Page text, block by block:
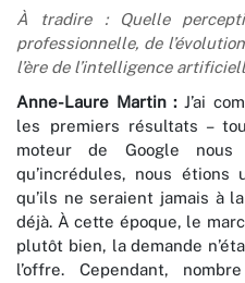
À tradire: Quelle
professionnelle, de
l’ère de l’intelligence
Anne-Laure Martin :J’ai
les premiers résultats –
moteur de Google
qu’incrédules, nous
qu’ils ne seraient jamais à
déjà. À cette époque, le
plutôt bien, la demande
l’offre. Cependant,